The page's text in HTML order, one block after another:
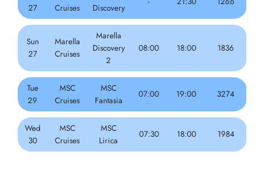
27
Cruises
Discovery
Sun
27
Marella
Cruises
Marella
Discovery
2
08:00 18:00 1836
Tue
29
MSC
Cruises
MSC
Fantasia
07:00 19:00 3274
Wed
30
MSC
Cruises
MSC
Lirica
07:30 18:00 1984